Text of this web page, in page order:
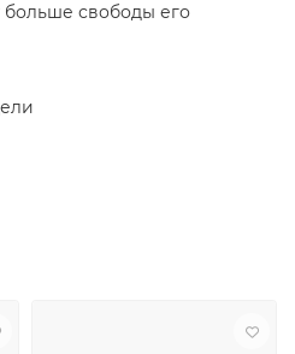
больше свободы его